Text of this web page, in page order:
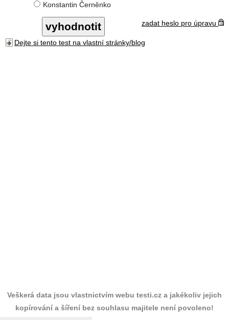
Konstantin Černěnko
zadat heslo pro úpravu
Dejte si tento test na vlastní stránky/blog
Veškerá data jsou vlastnictvím webu testi.cz a jakékoliv jejich
kopírování a šíření bez souhlasu majitele není povoleno!